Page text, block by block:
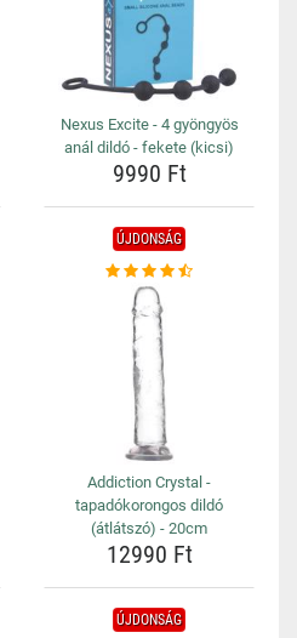
Nexus Excite - 4 gyöngyös
anál dildó - fekete (kicsi)
9990 Ft
ÚJDONSÁG
Addiction Crystal -
tapadókorongos dildó
(átlátszó) - 20cm
12990 Ft
ÚJDONSÁG